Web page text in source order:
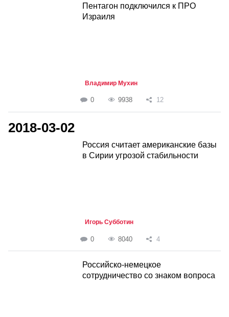
Пентагон подключился к ПРО
Израиля
Владимир Мухин
0 9938 12
2018-03-02
Россия считает американские базы
в Сирии угрозой стабильности
Игорь Субботин
0 8040 4
Российско-немецкое
сотрудничество со знаком вопроса